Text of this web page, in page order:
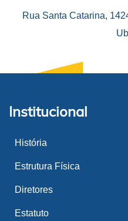
Rua Santa Catarina,
Institucional
História
Estrutura Física
Diretores
Estatuto